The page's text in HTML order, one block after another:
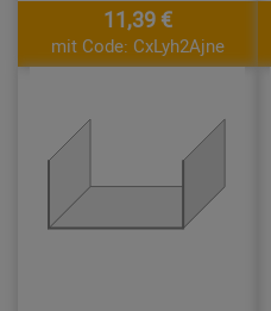
11,39 €
mit Code: CxLyh2Ajne